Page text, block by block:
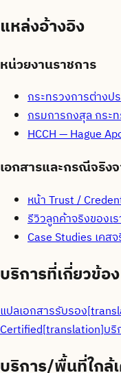
แหล่งอ้างอิง
หน่วยงานราชการ
กระทรวงการต่างป
กรมการกงสุล กระ
HCCH — Hague
เอกสารและกรณีจริงจ
หน้า Trust /
รีวิวลูกค้าจริงของเ
Case Studies เคส
บริการที่เกี่ยวข้อง
แปลเอกสารรับรอง[
Certified[translation]บริ
บริการ/พื้นที่ใกล้